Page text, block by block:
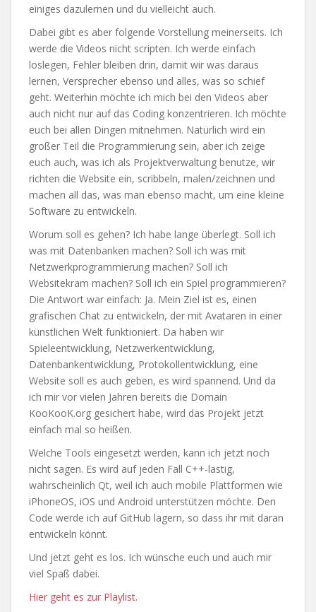
einiges dazulernen und du vielleicht auch.
Dabei gibt es aber folgende Vorstellung meinerseits. Ich
werde die Videos nicht scripten. Ich werde einfach
loslegen, Fehler bleiben drin, damit wir was daraus
lernen, Versprecher ebenso und alles, was so schief
geht. Weiterhin möchte ich mich bei den Videos aber
auch nicht nur auf das Coding konzentrieren. Ich möchte
euch bei allen Dingen mitnehmen. Natürlich wird ein
großer Teil die Programmierung sein, aber ich zeige
euch auch, was ich als Projektverwaltung benutze, wir
richten die Website ein, scribbeln, malen/zeichnen und
machen all das, was man ebenso macht, um eine kleine
Software zu entwickeln.
Worum soll es gehen? Ich habe lange überlegt. Soll ich
was mit Datenbanken machen? Soll ich was mit
Netzwerkprogrammierung machen? Soll ich
Websitekram machen? Soll ich ein Spiel programmieren?
Die Antwort war einfach: Ja. Mein Ziel ist es, einen
grafischen Chat zu entwickeln, der mit Avataren in einer
künstlichen Welt funktioniert. Da haben wir
Spieleentwicklung, Netzwerkentwicklung,
Datenbankentwicklung, Protokollentwicklung, eine
Website soll es auch geben, es wird spannend. Und da
ich mir vor vielen Jahren bereits die Domain
KooKooK.org gesichert habe, wird das Projekt jetzt
einfach mal so heißen.
Welche Tools eingesetzt werden, kann ich jetzt noch
nicht sagen. Es wird auf jeden Fall C++-lastig,
wahrscheinlich Qt, weil ich auch mobile Plattformen wie
iPhoneOS, iOS und Android unterstützen möchte. Den
Code werde ich auf GitHub lagern, so dass ihr mit daran
entwickeln könnt.
Und jetzt geht es los. Ich wünsche euch und auch mir
viel Spaß dabei.
Hier geht es zur Playlist.